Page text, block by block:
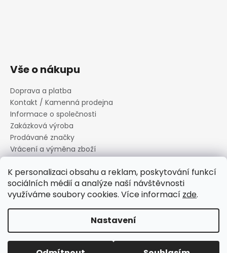
K personalizaci obsahu a reklam, poskytování funkcí
sociálních médií a analýze naší návštěvnosti
využíváme soubory cookies. Více informací zde.
Nastavení
Vše o nákupu
Doprava a platba
Kontakt / Kamenná prodejna
Informace o společnosti
Zakázková výroba
Prodávané značky
Vrácení a výměna zboží
Informace o souborech cookies
Reklamační řád
Obchodní podmínky
Copyright 2026Canard s.r.o.. Všechna práva vyhrazena.